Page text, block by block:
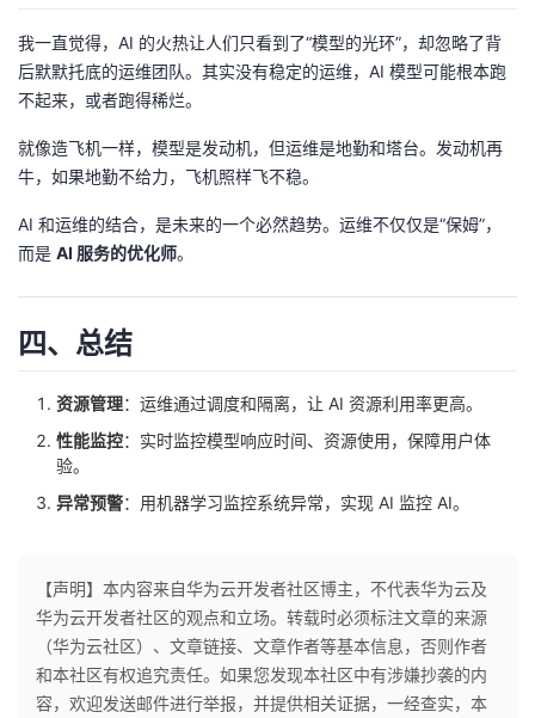
我一直觉得，AI 的火热让人们只看到了“模型的光环”，却忽略了背
后默默托底的运维团队。其实没有稳定的运维，AI 模型可能根本跑
不起来，或者跑得稀烂。
就像造飞机一样，模型是发动机，但运维是地勤和塔台。发动机再
牛，如果地勤不给力，飞机照样飞不稳。
AI 和运维的结合，是未来的一个必然趋势。运维不仅仅是“保姆”，
而是 AI 服务的优化师。
四、总结
资源管理：运维通过调度和隔离，让 AI 资源利用率更高。
性能监控：实时监控模型响应时间、资源使用，保障用户体
验。
异常预警：用机器学习监控系统异常，实现 AI 监控 AI。
【声明】本内容来自华为云开发者社区博主，不代表华为云及
华为云开发者社区的观点和立场。转载时必须标注文章的来源
（华为云社区）、文章链接、文章作者等基本信息，否则作者
和本社区有权追究责任。如果您发现本社区中有涉嫌抄袭的内
容，欢迎发送邮件进行举报，并提供相关证据，一经查实，本